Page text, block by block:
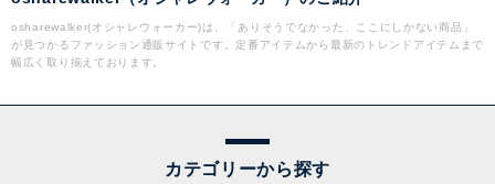
osharewalker(オシャレウォーカー)は、「ありそうでなかった、ここにしかない商品」
が見つかるファッション通販サイトです。定番アイテムから最新のトレンドアイテムまで
幅広く取り揃えております。
カテゴリーから探す